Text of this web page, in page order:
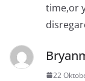
time,or
22